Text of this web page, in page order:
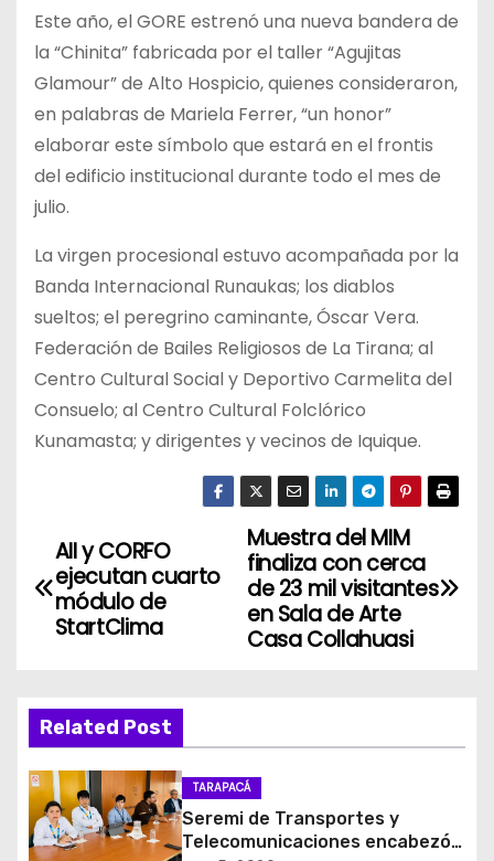
Este año, el GORE estrenó una nueva bandera de
la “Chinita” fabricada por el taller “Agujitas
Glamour” de Alto Hospicio, quienes consideraron,
en palabras de Mariela Ferrer, “un honor”
elaborar este símbolo que estará en el frontis
del edificio institucional durante todo el mes de
julio.
La virgen procesional estuvo acompañada por la
Banda Internacional Runaukas; los diablos
sueltos; el peregrino caminante, Óscar Vera.
Federación de Bailes Religiosos de La Tirana; al
Centro Cultural Social y Deportivo Carmelita del
Consuelo; al Centro Cultural Folclórico
Kunamasta; y dirigentes y vecinos de Iquique.
N
a
g
a
c
Muestra del MIM
finaliza con cerca
de 23 mil visitantes
en Sala de Arte
Casa Collahuasi
AII y CORFO
ejecutan cuarto
módulo de
StartClima
Related Post
TARAPACÁ
Seremi de Transportes y
Telecomunicaciones encabezó